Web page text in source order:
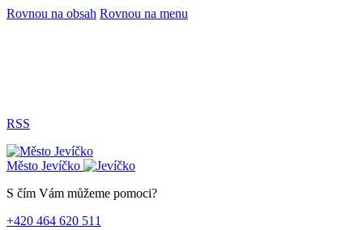
Rovnou na obsah Rovnou na menu
RSS
Město Jevíčko
S čím Vám můžeme pomoci?
+420 464 620 511